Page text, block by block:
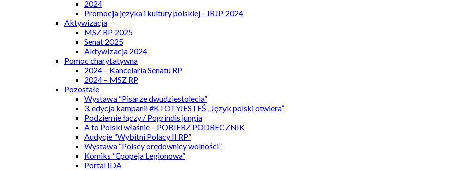
2024
Promocja języka i kultury polskiej – IRJP 2024
Aktywizacja
MSZ RP 2025
Senat 2025
Aktywizacja 2024
Pomoc charytatywna
2024 – Kancelaria Senatu RP
2024 – MSZ RP
Pozostałe
Wystawa “Pisarze dwudziestolecia”
3. edycja kampanii #KTOTYJESTEŚ „Język polski otwiera”
Podziemie łączy / Pogrindis jungia
A to Polski właśnie – POBIERZ PODRECZNIK
Audycje “Wybitni Polacy II RP”
Wystawa “Polscy orędownicy wolności”
Komiks “Epopeja Legionowa”
Portal IDA